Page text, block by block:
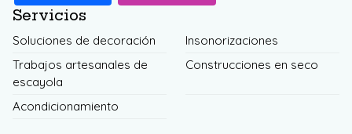
Servicios
Soluciones de decoración
Insonorizaciones
Trabajos artesanales de
escayola
Construcciones en seco
Acondicionamiento